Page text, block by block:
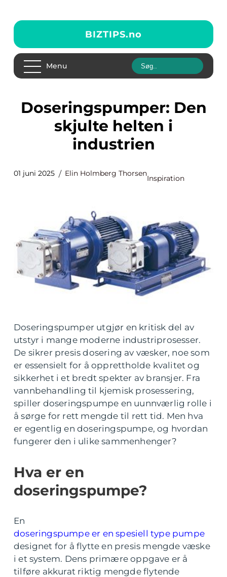
BIZTIPS.no
Menu
Doseringspumper: Den
skjulte helten i
industrien
01 juni 2025 Elin Holmberg Thorsen
Inspiration
Doseringspumper utgjør en kritisk del av
utstyr i mange moderne industriprosesser.
De sikrer presis dosering av væsker, noe som
er essensielt for å opprettholde kvalitet og
sikkerhet i et bredt spekter av bransjer. Fra
vannbehandling til kjemisk prosessering,
spiller doseringspumpe en uunnværlig rolle i
å sørge for rett mengde til rett tid. Men hva
er egentlig en doseringspumpe, og hvordan
fungerer den i ulike sammenhenger?
Hva er en
doseringspumpe?
En
doseringspumpe er en spesiell type pumpe
designet for å flytte en presis mengde væske
i et system. Dens primære oppgave er å
tilføre akkurat riktig mengde flytende